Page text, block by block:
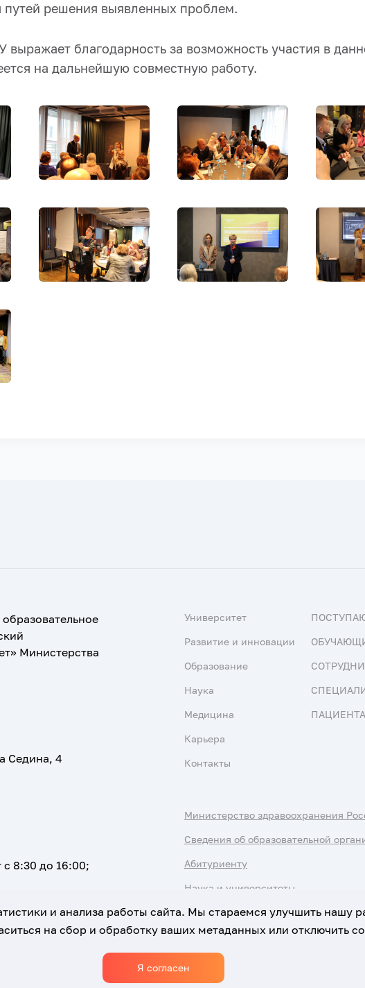
путей решения выявленных проблем.
благодарность за возможность участия в
на дальнейшую совместную работу.
Министерства
Седина, 4
8:30 до 16:00;
Университет
Развитие и инновации
Образование
Наука
Медицина
Карьера
Контакты
Министерство здравоохранения
Сведения об образовательной
Абитуриенту
Наука и университеты
Политика обработки персональных данных
и анализа работы сайта. Мы стараемся улучшить нашу
на сбор и обработку ваших метаданных или отключить
Я согласен